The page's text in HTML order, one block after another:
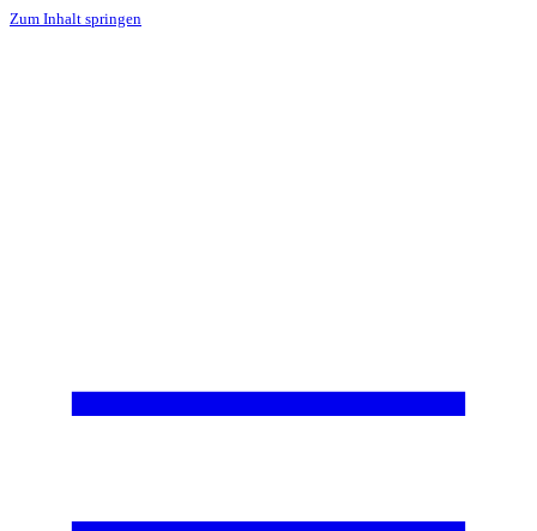
Zum Inhalt springen